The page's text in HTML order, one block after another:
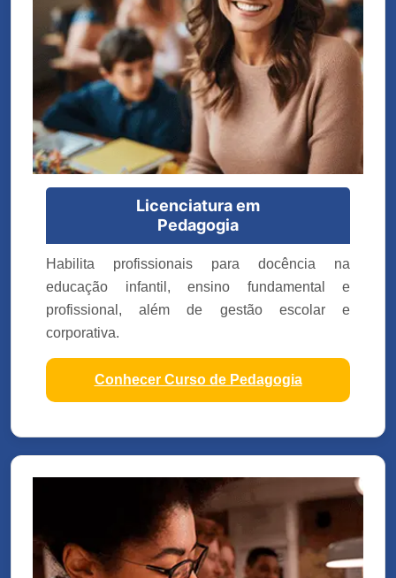
Licenciatura em
Pedagogia
Habilita profissionais para docência na
educação infantil, ensino fundamental e
profissional, além de gestão escolar e
corporativa.
Conhecer Curso de Pedagogia